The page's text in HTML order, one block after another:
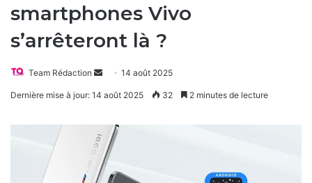
smartphones Vivo
s’arrêteront là ?
Team Rédaction
Envoyer14 août 2025
Dernière mise à jour: 14 août 2025 32 2 minutes de lecture